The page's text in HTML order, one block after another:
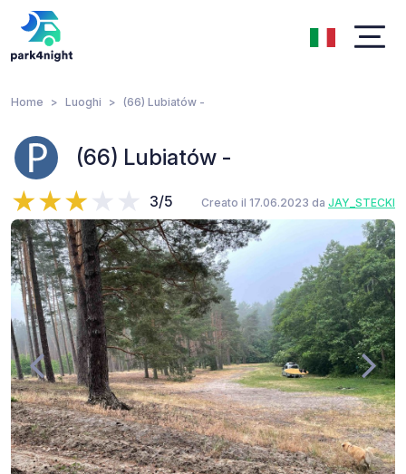
Home Luoghi (66) Lubiatów -
(66) Lubiatów -
3/5 Creato il 17.06.2023 da JAY_STECKI